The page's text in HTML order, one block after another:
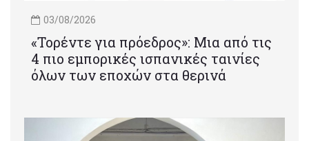
03/08/2026
«Τορέντε για πρόεδρος»: Mια από τις
4 πιο εμπορικές ισπανικές ταινίες
όλων των εποχών στα θερινά